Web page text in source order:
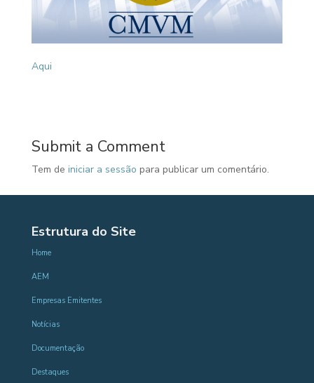
Aqui
Submit a Comment
Tem de iniciar a sessão para publicar um comentário.
Estrutura do Site
Home
AEM
Empresas Emitentes
Notícias
Documentação
Destaques